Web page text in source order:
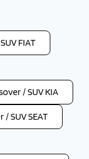
FIAT
/ SUV KIA
/ SUV SEAT